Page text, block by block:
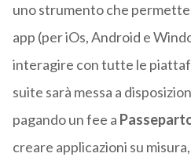
uno strumento che
app (per iOs, Android e
interagire con tutte le
suite sarà messa a
pagando un fee a
creare applicazioni su